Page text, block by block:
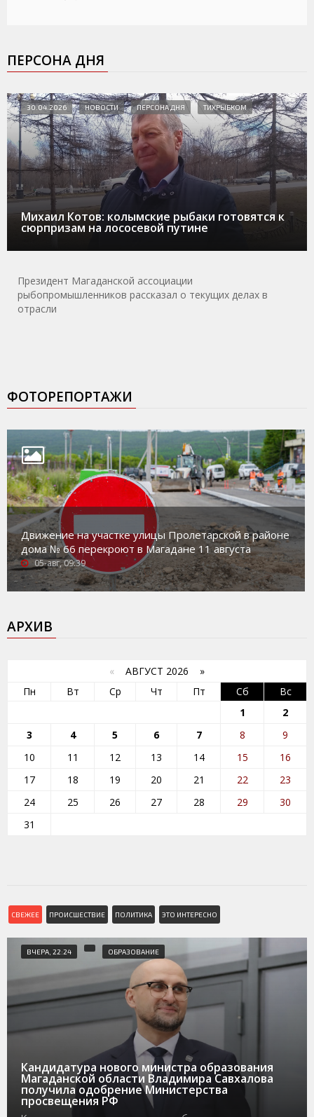
ПЕРСОНА ДНЯ
Михаил Котов: колымские рыбаки готовятся к
сюрпризам на лососевой путине
30.04.2026 НОВОСТИ ПЕРСОНА ДНЯ ТИХРЫБКОМ
Президент Магаданской ассоциации
рыбопромышленников рассказал о текущих делах в
отрасли
ФОТОРЕПОРТАЖИ
Движение на участке улицы Пролетарской в районе
дома № 66 перекроют в Магадане 11 августа
05-авг, 09:39
АРХИВ
« АВГУСТ 2026 »
Пн
Вт Ср Чт Пт Сб
Вс
1
2
3
4 5 6 7 8
9
10
11 12 13 14 15
16
17
18 19 20 21 22
23
24
25 26 27 28 29
30
31
СВЕЖЕЕ ПРОИСШЕСТВИЕ ПОЛИТИКА ЭТО ИНТЕРЕСНО
ВЧЕРА, 22:24 ОБРАЗОВАНИЕ
Кандидатура нового министра образования
Магаданской области Владимира Савхалова
получила одобрение Министерства
просвещения РФ